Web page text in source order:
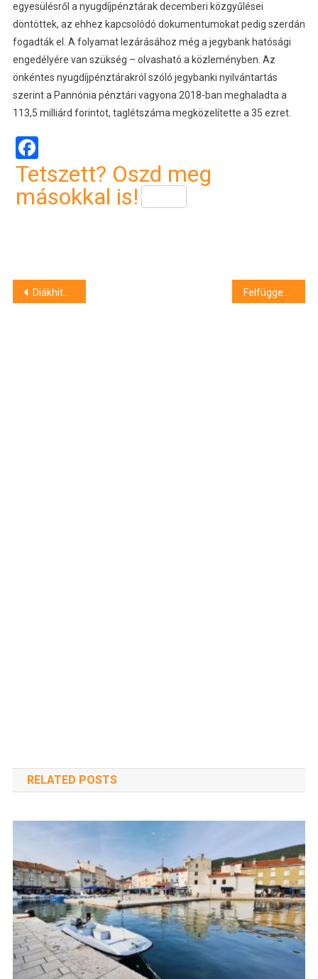
egyesülésről a nyugdíjpénztárak decemberi közgyűlései
döntöttek, az ehhez kapcsolódó dokumentumokat pedig szerdán
fogadták el. A folyamat lezárásához még a jegybank hatósági
engedélyére van szükség – olvasható a közleményben. Az
önkéntes nyugdíjpénztárakról szóló jegybanki nyilvántartás
szerint a Pannónia pénztári vagyona 2018-ban meghaladta a
113,5 milliárd forintot, taglétszáma megközelítette a 35 ezret.
Facebook
Tetszett? Oszd meg
másokkal is!
Bejegyzés
Diákhitel Központ: minden ötödik felsőoktatási hallgató vesz igénybe diákhitelt
RELATED POSTS